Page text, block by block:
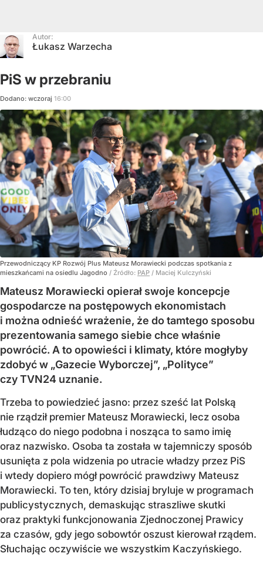
Autor:
Łukasz Warzecha
PiS w przebraniu
Dodano: wczoraj 16:00
Przewodniczący KP Rozwój Plus Mateusz Morawiecki podczas spotkania z
mieszkańcami na osiedlu Jagodno / Źródło: PAP / Maciej Kulczyński
Mateusz Morawiecki opierał swoje koncepcje
gospodarcze na postępowych ekonomistach
i można odnieść wrażenie, że do tamtego sposobu
prezentowania samego siebie chce właśnie
powrócić. A to opowieści i klimaty, które mogłyby
zdobyć w „Gazecie Wyborczej”, „Polityce”
czy TVN24 uznanie.
Trzeba to powiedzieć jasno: przez sześć lat Polską
nie rządził premier Mateusz Morawiecki, lecz osoba
łudząco do niego podobna i nosząca to samo imię
oraz nazwisko. Osoba ta została w tajemniczy sposób
usunięta z pola widzenia po utracie władzy przez PiS
i wtedy dopiero mógł powrócić prawdziwy Mateusz
Morawiecki. To ten, który dzisiaj bryluje w programach
publicystycznych, demaskując straszliwe skutki
oraz praktyki funkcjonowania Zjednoczonej Prawicy
za czasów, gdy jego sobowtór oszust kierował rządem.
Słuchając oczywiście we wszystkim Kaczyńskiego.